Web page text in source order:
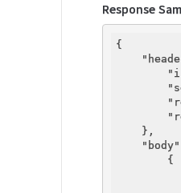
Response
{
    },
"body"
        {